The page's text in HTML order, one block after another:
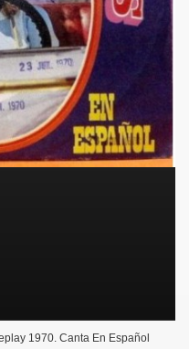
1970. Canta En Español